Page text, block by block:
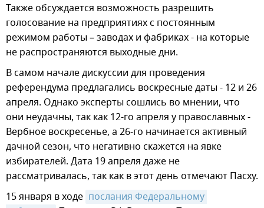
Также обсуждается возможность разрешить
голосование на предприятиях с постоянным
режимом работы – заводах и фабриках - на которые
не распространяются выходные дни.
В самом начале дискуссии для проведения
референдума предлагались воскресные даты - 12 и 26
апреля. Однако эксперты сошлись во мнении, что
они неудачны, так как 12-го апреля у православных -
Вербное воскресенье, а 26-го начинается активный
дачной сезон, что негативно скажется на явке
избирателей. Дата 19 апреля даже не
рассматривалась, так как в этот день отмечают Пасху.
15 января в ходе послания Федеральному